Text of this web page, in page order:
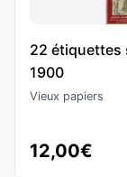
22 étiquettes
1900
Vieux papiers
12,00€